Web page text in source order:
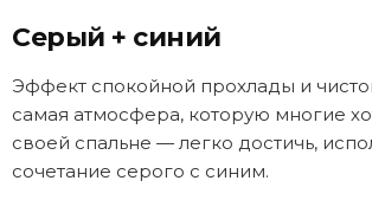
Серый + синий
Эффект спокойной прохлады и
самая атмосфера, которую многие
своей спальне — легко достичь,
сочетание серого с синим.